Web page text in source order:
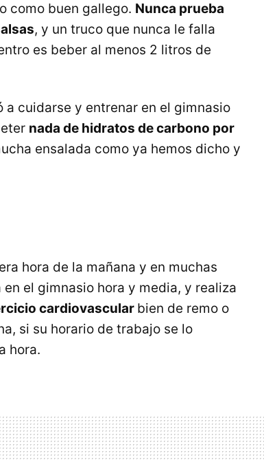
como buen gallego. Nunca prueba
, y un truco que nunca le falla
es beber al menos 2 litros de
cuidarse y entrenar en el gimnasio
nada de hidratos de carbono por
ensalada como ya hemos dicho y
hora de la mañana y en muchas
el gimnasio hora y media, y realiza
cardiovascular bien de remo o
si su horario de trabajo se lo
hora.